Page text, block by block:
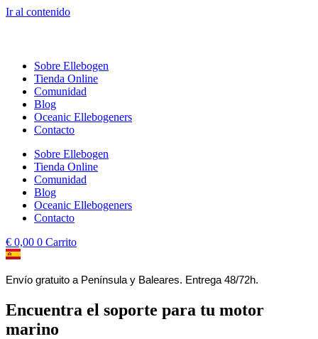
Ir al contenido
Sobre Ellebogen
Tienda Online
Comunidad
Blog
Oceanic Ellebogeners
Contacto
Sobre Ellebogen
Tienda Online
Comunidad
Blog
Oceanic Ellebogeners
Contacto
€ 0,00 0 Carrito
Envío gratuito a Península y Baleares. Entrega 48/72h.
Encuentra el soporte para tu motor
marino